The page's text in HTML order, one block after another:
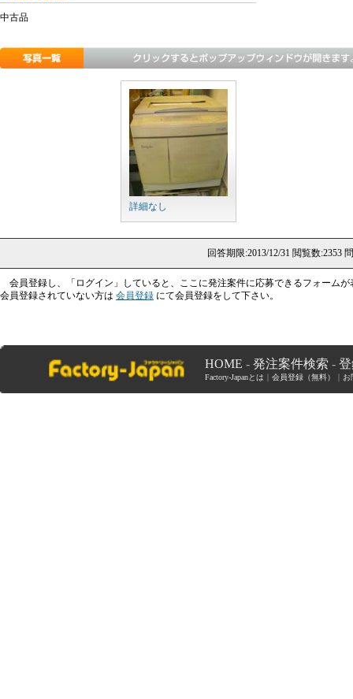
中古品
詳細なし
回答期限:2013/12/31 閲覧数:2353
会員登録し、「ログイン」していると、ここに発注案件に応募できるフォームが
会員登録されていない方は 会員登録 にて会員登録をして下さい。
HOME - 発注案件検索 -
Factory-Japanとは 会員登録（無料） お